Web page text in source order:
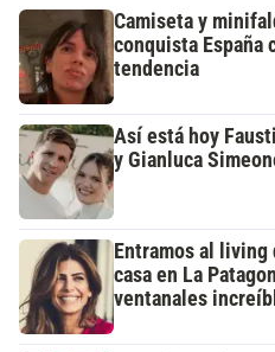
Camiseta y
conquista España
tendencia
Así está hoy
y Gianluca
Entramos al living
casa en La
ventanales